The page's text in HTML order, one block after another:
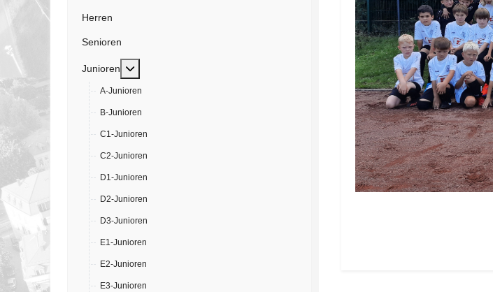
Herren
Senioren
Junioren Weitere Informationen: Junioren
A-Junioren
B-Junioren
C1-Junioren
C2-Junioren
D1-Junioren
D2-Junioren
D3-Junioren
E1-Junioren
E2-Junioren
E3-Junioren